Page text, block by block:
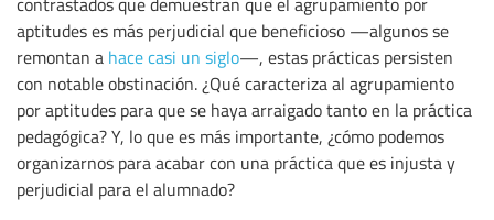
aptitudes es más perjudicial que beneficioso —algunos se
remontan a hace casi un siglo—, estas prácticas persisten
con notable obstinación. ¿Qué caracteriza al agrupamiento
por aptitudes para que se haya arraigado tanto en la práctica
pedagógica? Y, lo que es más importante, ¿cómo podemos
organizarnos para acabar con una práctica que es injusta y
perjudicial para el alumnado?